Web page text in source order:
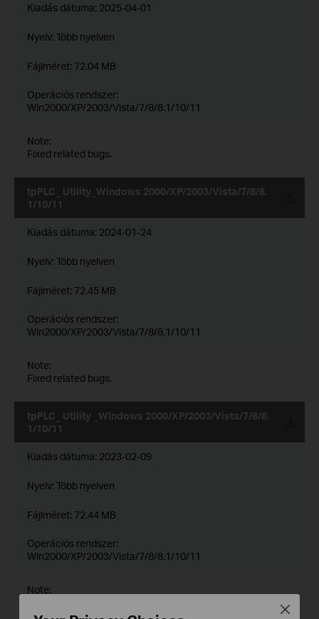
Kiadás dátuma: 2025-04-01
Nyelv: Több nyelven
Fájlméret: 72.04 MB
Operációs rendszer:
Win2000/XP/2003/Vista/7/8/8.1/10/11
Note:
Fixed related bugs.
tpPLC_ Utility_Windows 2000/XP/2003/Vista/7/8/8.
1/10/11
Kiadás dátuma: 2024-01-24
Nyelv: Több nyelven
Fájlméret: 72.45 MB
Operációs rendszer:
Win2000/XP/2003/Vista/7/8/8.1/10/11
Note:
Fixed related bugs.
tpPLC_ Utility _Windows 2000/XP/2003/Vista/7/8/8.
1/10/11
Kiadás dátuma: 2023-02-09
Nyelv: Több nyelven
Fájlméret: 72.44 MB
Operációs rendszer:
Win2000/XP/2003/Vista/7/8/8.1/10/11
Note:
Close